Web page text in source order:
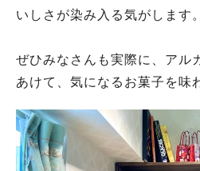
いしさが染み入る気がします。
ぜひみなさんも実際に、アル
あけて、気になるお菓子を味